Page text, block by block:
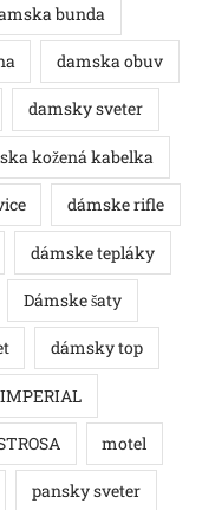
bunda
damska obuv
damsky sveter
kožená kabelka
dámske rifle
dámske tepláky
Dámske šaty
dámsky top
IMPERIAL
motel
pansky sveter